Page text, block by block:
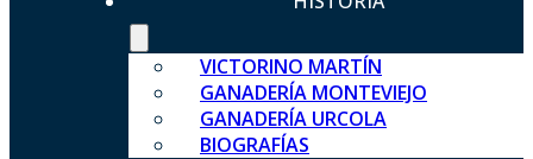
VICTORINO MARTÍN
GANADERÍA MONTEVIEJO
GANADERÍA URCOLA
BIOGRAFÍAS